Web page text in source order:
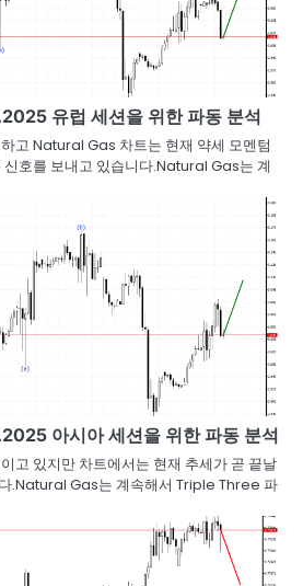
유럽 세션을 위한 파동 분석
고 Natural Gas 차트는 현재 약세 모멘텀
신호를 보내고 있습니다.Natural Gas는 계
아시아 세션을 위한 파동 분석
고 있지만 차트에서는 현재 추세가 곧 끝날
.Natural Gas는 계속해서 Triple Three 파